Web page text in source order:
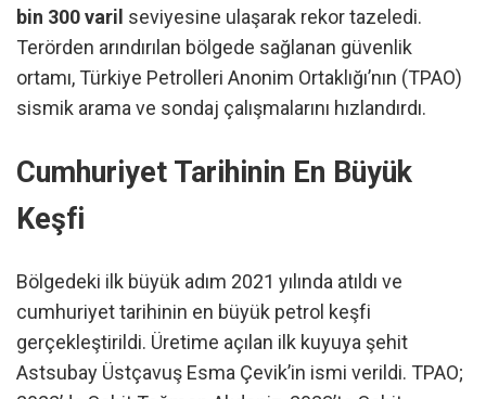
bin 300 varil seviyesine ulaşarak rekor tazeledi.
Terörden arındırılan bölgede sağlanan güvenlik
ortamı, Türkiye Petrolleri Anonim Ortaklığı’nın (TPAO)
sismik arama ve sondaj çalışmalarını hızlandırdı.
Cumhuriyet Tarihinin En Büyük
Keşfi
Bölgedeki ilk büyük adım 2021 yılında atıldı ve
cumhuriyet tarihinin en büyük petrol keşfi
gerçekleştirildi. Üretime açılan ilk kuyuya şehit
Astsubay Üstçavuş Esma Çevik’in ismi verildi. TPAO;